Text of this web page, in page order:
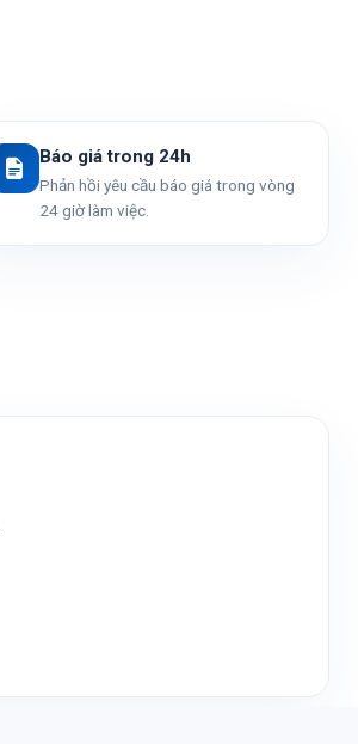
Báo giá trong 24h
Phản hồi yêu cầu báo giá trong vòng
24 giờ làm việc.